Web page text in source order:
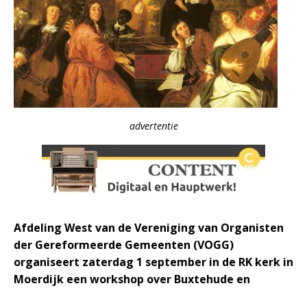
advertentie
Afdeling West van de Vereniging van Organisten
der Gereformeerde Gemeenten (VOGG)
organiseert zaterdag 1 september in de RK kerk in
Moerdijk een workshop over Buxtehude en